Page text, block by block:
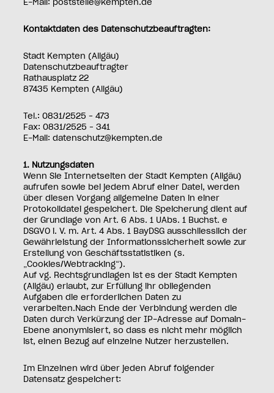
E-Mail: poststelle@kempten.de
Kontaktdaten des Datenschutzbeauftragten:
Stadt Kempten (Allgäu)
Datenschutzbeauftragter
Rathausplatz 22
87435 Kempten (Allgäu)
Tel.: 0831/2525 – 473
Fax: 0831/2525 – 341
E-Mail: datenschutz@kempten.de
1. Nutzungsdaten
Wenn Sie Internetseiten der Stadt Kempten (Allgäu)
aufrufen sowie bei jedem Abruf einer Datei, werden
über diesen Vorgang allgemeine Daten in einer
Protokolldatei gespeichert. Die Speicherung dient auf
der Grundlage von Art. 6 Abs. 1 UAbs. 1 Buchst. e
DSGVO i. V. m. Art. 4 Abs. 1 BayDSG ausschliesslich der
Gewährleistung der Informationssicherheit sowie zur
Erstellung von Geschäftsstatistiken (s.
„Cookies/Webtracking“).
Auf vg. Rechtsgrundlagen ist es der Stadt Kempten
(Allgäu) erlaubt, zur Erfüllung ihr obliegenden
Aufgaben die erforderlichen Daten zu
verarbeiten.Nach Ende der Verbindung werden die
Daten durch Verkürzung der IP-Adresse auf Domain-
Ebene anonymisiert, so dass es nicht mehr möglich
ist, einen Bezug auf einzelne Nutzer herzustellen.
Im Einzelnen wird über jeden Abruf folgender
Datensatz gespeichert: